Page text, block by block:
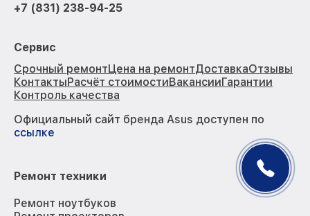
+7 (831) 238-94-25
Сервис
Срочный ремонтЦена на ремонтДоставкаОтзывы
КонтактыРасчёт стоимостиВакансииГарантии
Контроль качества
Официальный сайт бренда Asus доступен по
ссылке
Ремонт техники
Ремонт ноутбуков